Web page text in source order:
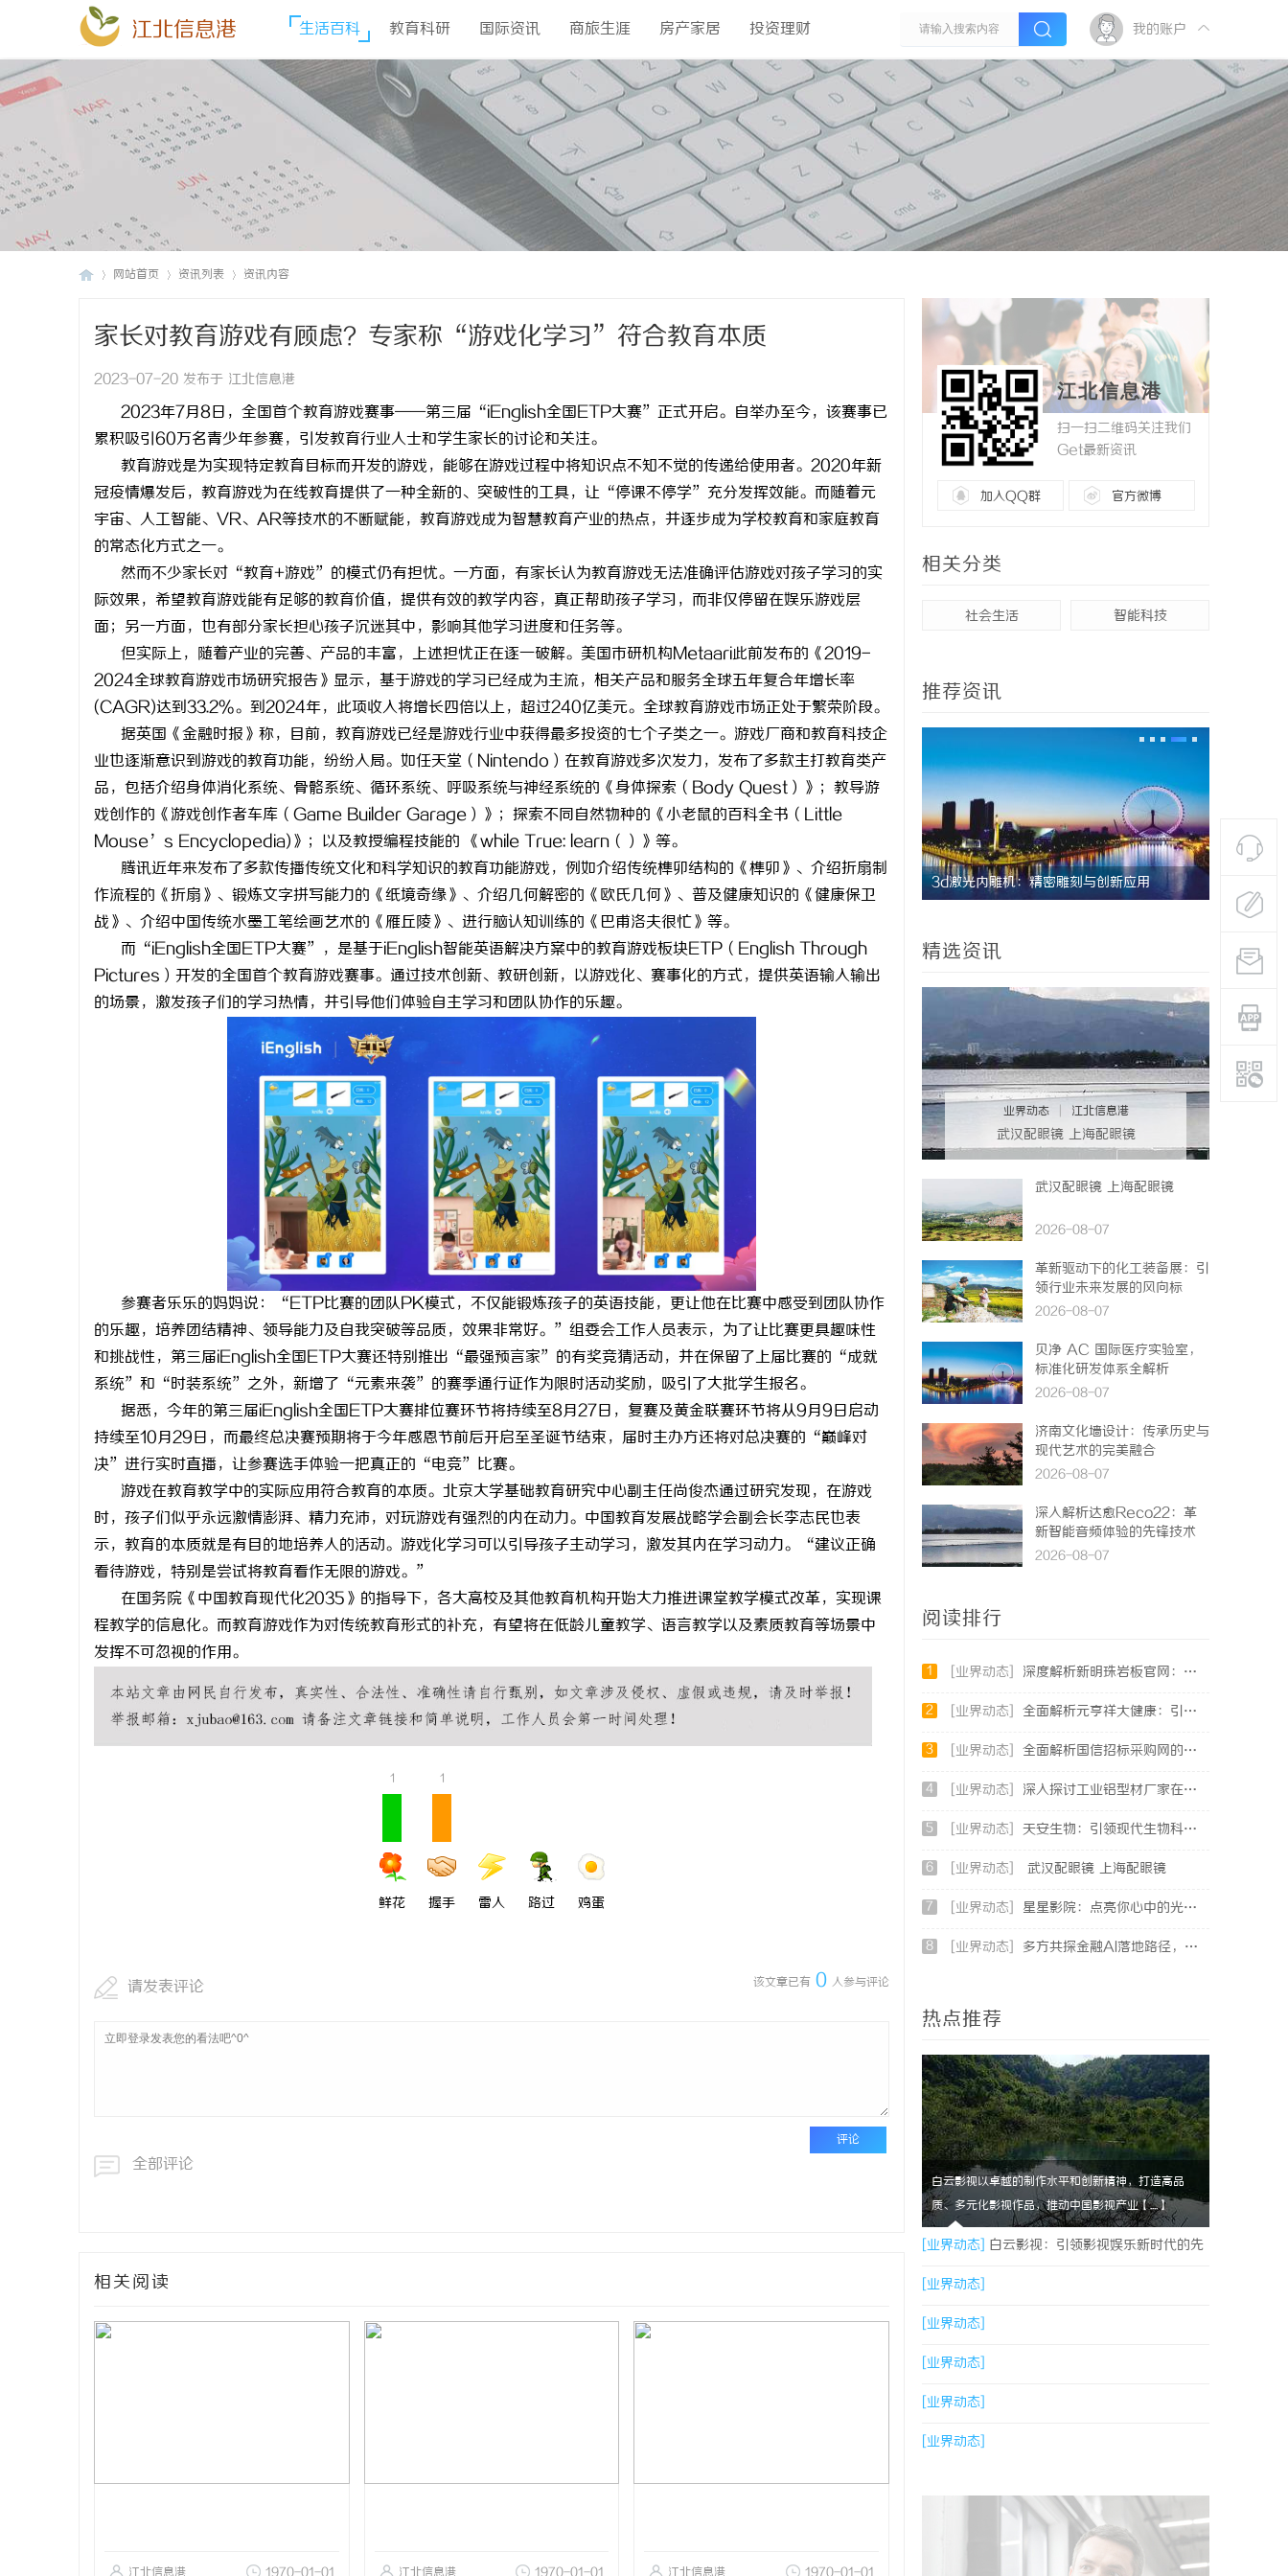
江北信息港 生活百科 教育科研 国际资讯 商旅生涯 房产家居 投资理财 我的账户
网站首页 资讯列表 资讯内容
家长对教育游戏有顾虑？专家称“游戏化学习”符合教育本质
2023-07-20 发布于 江北信息港
2023年7月8日，全国首个教育游戏赛事——第三届“iEnglish全国ETP大赛”正式开启。自举办至今，该赛事已
累积吸引60万名青少年参赛，引发教育行业人士和学生家长的讨论和关注。
教育游戏是为实现特定教育目标而开发的游戏，能够在游戏过程中将知识点不知不觉的传递给使用者。2020年新
冠疫情爆发后，教育游戏为在线教育提供了一种全新的、突破性的工具，让“停课不停学”充分发挥效能。而随着元
宇宙、人工智能、VR、AR等技术的不断赋能，教育游戏成为智慧教育产业的热点，并逐步成为学校教育和家庭教育
的常态化方式之一。
然而不少家长对“教育+游戏”的模式仍有担忧。一方面，有家长认为教育游戏无法准确评估游戏对孩子学习的实
际效果，希望教育游戏能有足够的教育价值，提供有效的教学内容，真正帮助孩子学习，而非仅停留在娱乐游戏层
面；另一方面，也有部分家长担心孩子沉迷其中，影响其他学习进度和任务等。
但实际上，随着产业的完善、产品的丰富，上述担忧正在逐一破解。美国市研机构Metaari此前发布的《2019-
2024全球教育游戏市场研究报告》显示，基于游戏的学习已经成为主流，相关产品和服务全球五年复合年增长率
(CAGR)达到33.2%。到2024年，此项收入将增长四倍以上，超过240亿美元。全球教育游戏市场正处于繁荣阶段。
据英国《金融时报》称，目前，教育游戏已经是游戏行业中获得最多投资的七个子类之一。游戏厂商和教育科技企
业也逐渐意识到游戏的教育功能，纷纷入局。如任天堂（Nintendo）在教育游戏多次发力，发布了多款主打教育类产
品，包括介绍身体消化系统、骨骼系统、循环系统、呼吸系统与神经系统的《身体探索（Body Quest）》；教导游
戏创作的《游戏创作者车库（Game Builder Garage）》；探索不同自然物种的《小老鼠的百科全书（Little
Mouse’s Encyclopedia)》；以及教授编程技能的 《while True: learn（）》等。
腾讯近年来发布了多款传播传统文化和科学知识的教育功能游戏，例如介绍传统榫卯结构的《榫卯》、介绍折扇制
作流程的《折扇》、锻炼文字拼写能力的《纸境奇缘》、介绍几何解密的《欧氏几何》、普及健康知识的《健康保卫
战》、介绍中国传统水墨工笔绘画艺术的《雁丘陵》、进行脑认知训练的《巴甫洛夫很忙》等。
而“iEnglish全国ETP大赛”，是基于iEnglish智能英语解决方案中的教育游戏板块ETP（English Through
Pictures）开发的全国首个教育游戏赛事。通过技术创新、教研创新，以游戏化、赛事化的方式，提供英语输入输出
的场景，激发孩子们的学习热情，并引导他们体验自主学习和团队协作的乐趣。
参赛者乐乐的妈妈说：“ETP比赛的团队PK模式，不仅能锻炼孩子的英语技能，更让他在比赛中感受到团队协作
的乐趣，培养团结精神、领导能力及自我突破等品质，效果非常好。”组委会工作人员表示，为了让比赛更具趣味性
和挑战性，第三届iEnglish全国ETP大赛还特别推出“最强预言家”的有奖竞猜活动，并在保留了上届比赛的“成就
系统”和“时装系统”之外，新增了“元素来袭”的赛季通行证作为限时活动奖励，吸引了大批学生报名。
据悉，今年的第三届iEnglish全国ETP大赛排位赛环节将持续至8月27日，复赛及黄金联赛环节将从9月9日启动
持续至10月29日，而最终总决赛预期将于今年感恩节前后开启至圣诞节结束，届时主办方还将对总决赛的“巅峰对
决”进行实时直播，让参赛选手体验一把真正的“电竞”比赛。
游戏在教育教学中的实际应用符合教育的本质。北京大学基础教育研究中心副主任尚俊杰通过研究发现，在游戏
时，孩子们似乎永远激情澎湃、精力充沛，对玩游戏有强烈的内在动力。中国教育发展战略学会副会长李志民也表
示，教育的本质就是有目的地培养人的活动。游戏化学习可以引导孩子主动学习，激发其内在学习动力。“建议正确
看待游戏，特别是尝试将教育看作无限的游戏。”
在国务院《中国教育现代化2035》的指导下，各大高校及其他教育机构开始大力推进课堂教学模式改革，实现课
程教学的信息化。而教育游戏作为对传统教育形式的补充，有望将在低龄儿童教学、语言教学以及素质教育等场景中
发挥不可忽视的作用。
1
鲜花
1
握手 雷人 路过 鸡蛋
该文章已有 0 人参与评论
请发表评论
评论
全部评论
相关阅读
江北信息港 1970-01-01 江北信息港 1970-01-01 江北信息港 1970-01-01
江北信息港
扫一扫二维码关注我们
Get最新资讯
加入QQ群 官方微博
相关分类
社会生活 智能科技
推荐资讯
开店最怕“搜不到”为什么隔壁店铺没花钱，
ai却天天给他免费派单？
武汉配眼镜 上海配眼镜 3d激光内雕机：精密雕刻与创新应用 商标购买：即买即用，规避侵权风险
精选资讯
业界动态 江北信息港
武汉配眼镜 上海配眼镜
武汉配眼镜 上海配眼镜
2026-08-07
革新驱动下的化工装备展：引
领行业未来发展的风向标
2026-08-07
贝净 AC 国际医疗实验室，
标准化研发体系全解析
2026-08-07
济南文化墙设计：传承历史与
现代艺术的完美融合
2026-08-07
深入解析达愈Reco22：革
新智能音频体验的先锋技术
2026-08-07
阅读排行
1 [业界动态] 深度解析新明珠岩板官网：打造高品质岩板行业标杆平台
2 [业界动态] 全面解析元亨祥大健康：引领现代健康生活新趋势
3 [业界动态] 全面解析国信招标采购网的功能与优势，助力企业高效招标采购
4 [业界动态] 深入探讨工业铝型材厂家在现代制造业中的重要角色与发展趋势
5 [业界动态] 天安生物：引领现代生物科技创新发展的先锋企业
6 [业界动态] 武汉配眼镜 上海配眼镜
7 [业界动态] 星星影院：点亮你心中的光影世界，畅享极致观影体验
8 [业界动态] 多方共探金融AI落地路径，天创信用星图AI助力产业金融智能升级
热点推荐
白云影视以卓越的制作水平和创新精神，打造高品
质、多元化影视作品，推动中国影视产业【....】
[业界动态] 白云影视：引领影视娱乐新时代的先
锋力量
[业界动态]
[业界动态]
[业界动态]
[业界动态]
[业界动态]